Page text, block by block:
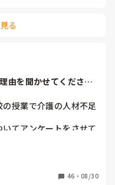
してしまった事等伝え
藤静香と結婚したんや
破壊してきたので、入
話したら永遠に話すか
ンバー3人とキムタク
きながらも嬉しかった
る
由を聞かせてくださ
授業で介護の人材不足
てアンケートをさせて
労働、人間関係など)
す。
46 ・ 08/30